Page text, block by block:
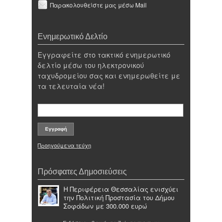
Παρακολουθείστε μας μέσω Mail
Ενημερωτικό Δελτίο
Εγγραφείτε στο τακτικό ενημερωτικό
δελτίο μέσω του ηλεκτρονικού
ταχυδρομείου σας και ενημερωθείτε με
τα τελευταία νέα!
Προηγούμενα τεύχη
Πρόσφατες Δημοσιεύσεις
Η Περιφέρεια Θεσσαλίας ενισχύει
την Πολιτική Προστασία του Δήμου
Σοφάδων με 300.000 ευρώ